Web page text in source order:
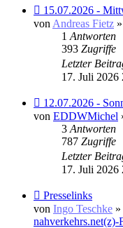
Neuer
Beitrag
15.07.2026 -
von Andreas Fietz
1 Antworten
393 Zugriffe
Letzter
17. Juli 2026
Neuer
Beitrag
12.07.2026 -
von EDDWMichel
3 Antworten
787 Zugriffe
Letzter
17. Juli 2026
Neuer
Beitrag
Presselinks
von Ingo Teschke
nahverkehrs.net(z)-